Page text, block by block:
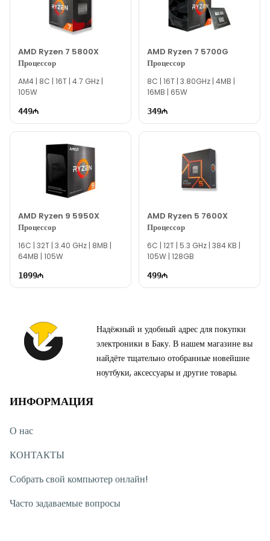
наш сайт.
Если вам необходима помощь с выбором, наши специалисты
готовы помочь вам ежедневно с 10:00 до 19:00.
Мы всегда готовы ответить на все ваши вопросы о процессоре
Intel Core i3-10100 Processor через нашу службу онлайн-
поддержки.
AMD Ryzen 7 5800X
Процессор
AM4 | 8C | 16T | 4.7 GHz |
105W
449
AMD Ryzen 7 5700G
Процессор
8C | 16T | 3.80GHz | 4MB |
16MB | 65W
349
AMD Ryzen 9 5950X
Процессор
16C | 32T | 3.40 GHz | 8MB |
64MB | 105W
1099
AMD Ryzen 5 7600X
Процессор
6C | 12T | 5.3 GHz | 384 KB |
105W | 128GB
499
Надёжный и удобный адрес для покупки
электроники в Баку. В нашем магазине вы
найдёте тщательно отобранные новейшие
ноутбуки, аксессуары и другие товары.
ИНФОРМАЦИЯ
О нас
КОНТАКТЫ
Собрать свой компьютер онлайн!
Часто задаваемые вопросы